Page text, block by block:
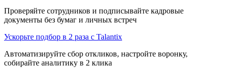
Проверяйте сотрудников и подписывайте кадровые
документы без бумаг и личных встреч
Ускорьте подбор в 2 раза с Talantix
Автоматизируйте сбор откликов, настройте воронку,
собирайте аналитику в 2 клика